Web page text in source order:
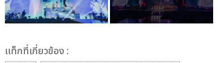
เเท็กที่เกี่ยวข้อง :